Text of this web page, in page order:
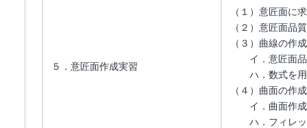
５．意匠面作成実習
（１）意匠面に
（２）意匠面品
（３）曲線の作
イ．意匠面品
ハ．数式を用
（４）曲面の作
イ．曲面作
ハ．フィレッ